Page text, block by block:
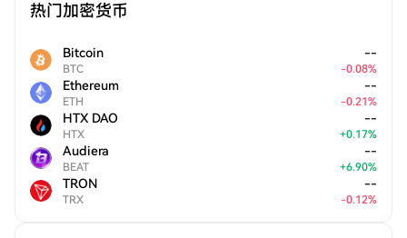
热门加密货币
Bitcoin
BTC
--
-0.08%
Ethereum
ETH
--
-0.21%
HTX DAO
HTX
--
+0.17%
Audiera
BEAT
--
+6.90%
TRON
TRX
--
-0.12%